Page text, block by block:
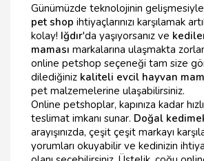
Günümüzde teknolojinin
pet shop ihtiyaçlarınızı karşılamak
kolay! Iğdır'da yaşıyorsanız ve
maması markalarına ulaşmakta
online petshop seçeneği tam size
dilediğiniz kaliteli evcil hayvan
pet malzemelerine ulaşabilirsiniz.
Online petshoplar, kapınıza kadar
teslimat imkanı sunar. Doğal
arayışınızda, çeşit çeşit markayı
yorumları okuyabilir ve kedinizin